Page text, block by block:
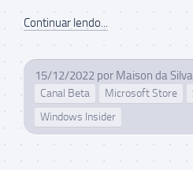
Continuar lendo...
15/12/2022 por Maison da Silva
Canal Beta Microsoft Store
Windows Insider